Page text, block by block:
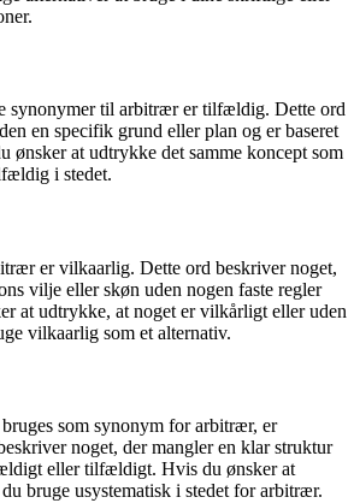
synonymer til arbitrær er tilfældig. Dette ord
en specifik grund eller plan og er baseret
ønsker at udtrykke det samme koncept som
i stedet.
er vilkaarlig. Dette ord beskriver noget,
vilje eller skøn uden nogen faste regler
at udtrykke, at noget er vilkårligt eller uden
vilkaarlig som et alternativ.
som synonym for arbitrær, er
noget, der mangler en klar struktur
eller tilfældigt. Hvis du ønsker at
bruge usystematisk i stedet for arbitrær.